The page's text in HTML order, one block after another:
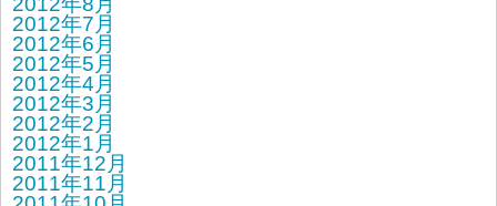
2012年7月
2012年6月
2012年5月
2012年4月
2012年3月
2012年2月
2012年1月
2011年12月
2011年11月